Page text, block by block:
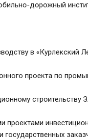
дорожный
в «Курлекский
проекта по
проектами